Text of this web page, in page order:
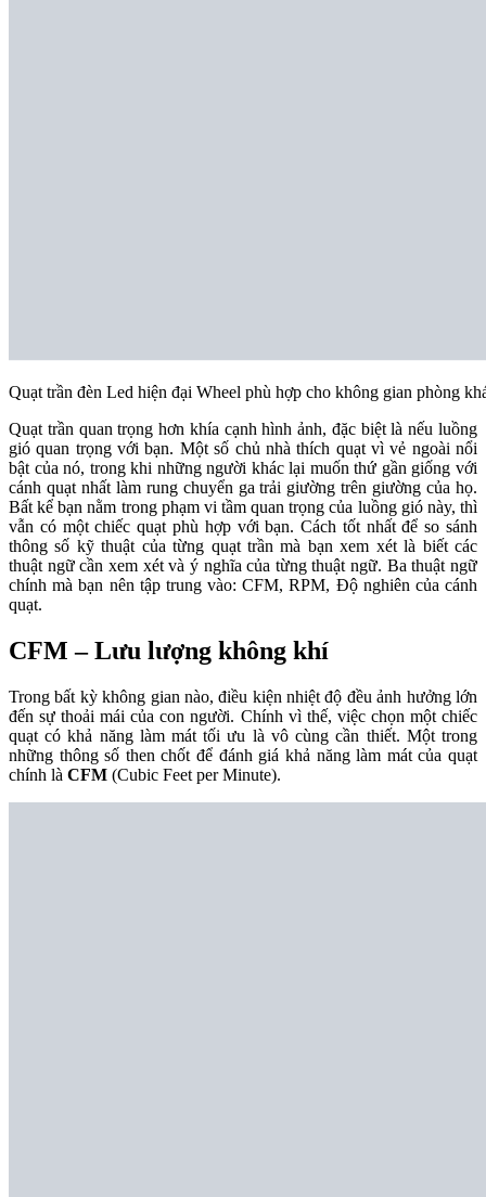
Quạt trần đèn Led hiện đại Wheel phù hợp cho không gian phòng
Quạt trần quan trọng hơn khía cạnh hình ảnh, đặc biệt là nếu luồng
gió quan trọng với bạn. Một số chủ nhà thích quạt vì vẻ ngoài nổi
bật của nó, trong khi những người khác lại muốn thứ gần giống với
cánh quạt nhất làm rung chuyển ga trải giường trên giường của họ.
Bất kể bạn nằm trong phạm vi tầm quan trọng của luồng gió này, thì
vẫn có một chiếc quạt phù hợp với bạn. Cách tốt nhất để so sánh
thông số kỹ thuật của từng quạt trần mà bạn xem xét là biết các
thuật ngữ cần xem xét và ý nghĩa của từng thuật ngữ. Ba thuật ngữ
chính mà bạn nên tập trung vào: CFM, RPM, Độ nghiên của cánh
quạt.
CFM – Lưu lượng không khí
Trong bất kỳ không gian nào, điều kiện nhiệt độ đều ảnh hưởng lớn
đến sự thoải mái của con người. Chính vì thế, việc chọn một chiếc
quạt có khả năng làm mát tối ưu là vô cùng cần thiết. Một trong
những thông số then chốt để đánh giá khả năng làm mát của quạt
chính là CFM (Cubic Feet per Minute).